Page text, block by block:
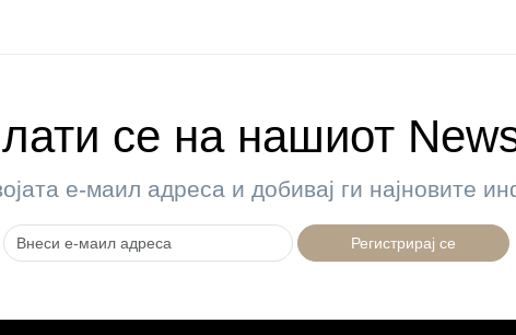
се на нашиот
е-маил адреса и добивај ги најновите
Регистрирај се